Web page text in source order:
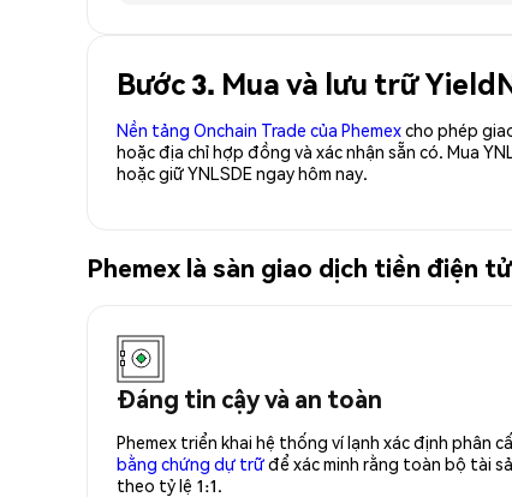
Bước 3. Mua và lưu trữ
Nền tảng Onchain Trade của Phemexcho phép
hoặc địa chỉ hợp đồng và xác nhận sẵn có. Mua
hoặc giữ YNLSDE ngay hôm nay.
Phemex là sàn giao dịch tiền điện
Đáng tin cậy và an toàn
Phemex triển khai hệ thống ví lạnh xác định phân
bằng chứng dự trữđể xác minh rằng toàn bộ tài
theo tỷ lệ 1:1.